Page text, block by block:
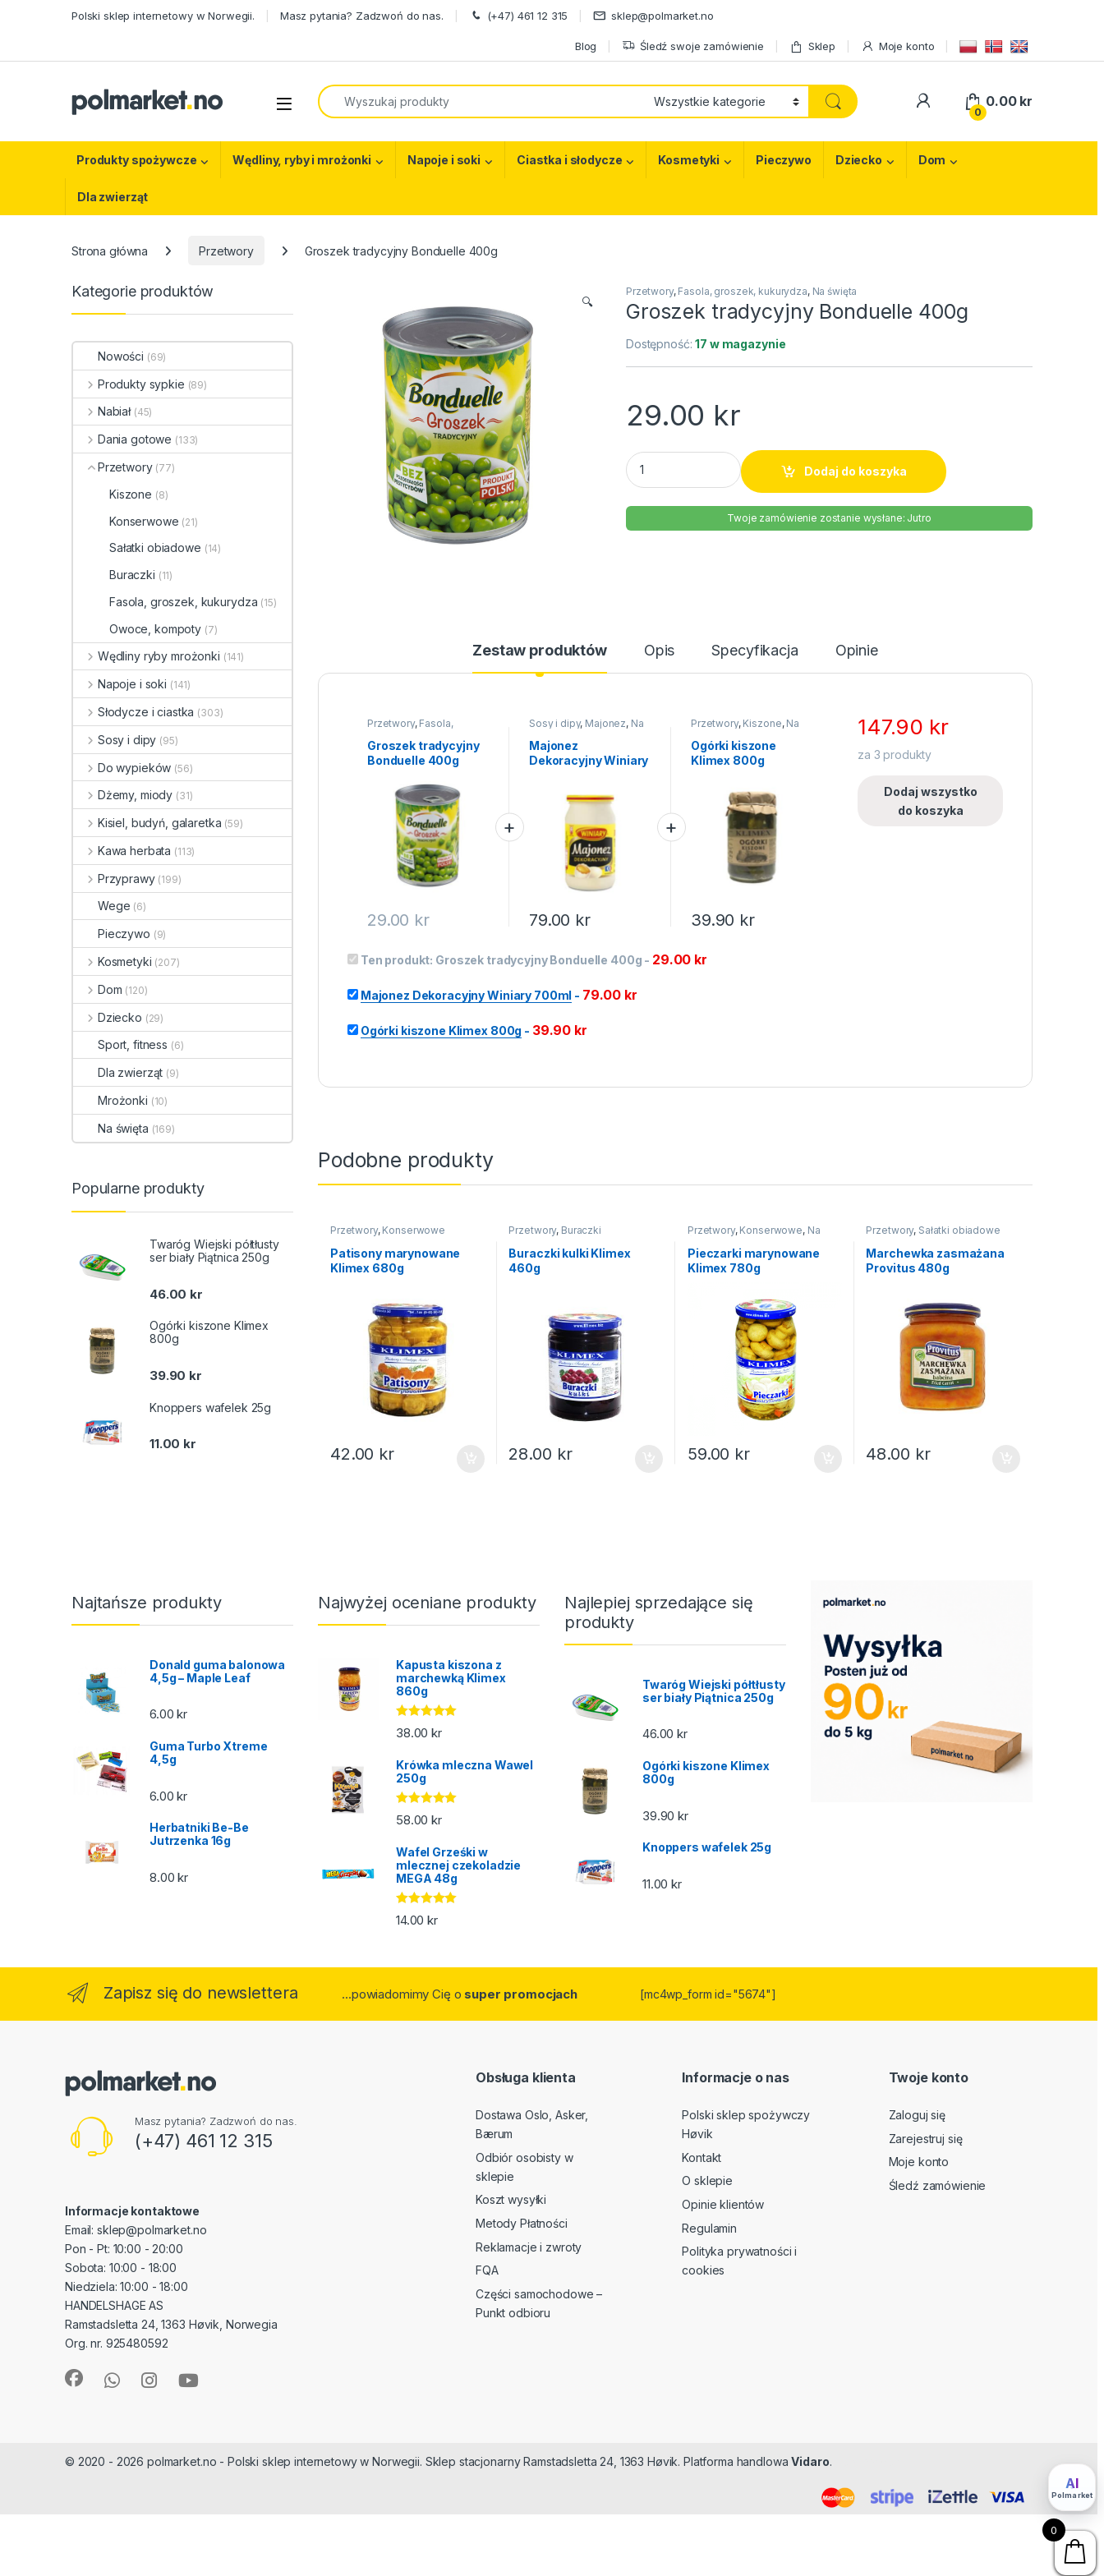
Polski sklep internetowy w Norwegii. Masz pytania? Zadzwoń do nas. (+47) 461 12 315 sklep@polmarket.no
Blog Śledź swoje zamówienie Sklep Moje konto
Open
Search for:
My Account
0
0.00 kr
Produkty spożywcze Wędliny, ryby i mrożonki Napoje i soki Ciastka i słodycze Kosmetyki Pieczywo Dziecko Dom
Dla zwierząt
Strona główna Przetwory Groszek tradycyjny Bonduelle 400g
🔍
Przetwory, Fasola, groszek, kukurydza, Na święta
Groszek tradycyjny Bonduelle 400g
Dostępność:17 w magazynie
29.00 kr
Groszek tradycyjny Bonduelle 400g quantity
Dodaj do koszyka
Twoje zamówienie zostanie wysłane: Jutro
Zestaw produktów Opis Specyfikacja Opinie
Przetwory, Fasola,
groszek, kukurydza
święta
Groszek tradycyjny
Bonduelle 400g
29.00 kr
Sosy i dipy, Majonez, Na
święta
Majonez
Dekoracyjny Winiary
79.00 kr
Przetwory, Kiszone, Na
Ogórki kiszone
Klimex 800g
39.90 kr
Ten produkt: Groszek tradycyjny Bonduelle 400g - 29.00 kr
Majonez Dekoracyjny Winiary 700ml - 79.00 kr
Ogórki kiszone Klimex 800g - 39.90 kr
147.90 kr
za 3 produkty
Dodaj wszystko
do koszyka
Podobne produkty
Przetwory, Konserwowe
Patisony marynowane
Klimex 680g
42.00 kr
Przetwory, Buraczki
Buraczki kulki Klimex
460g
28.00 kr
Przetwory, Konserwowe, Na
Pieczarki marynowane
Klimex 780g
59.00 kr
Przetwory, Sałatki obiadowe
Marchewka zasmażana
Provitus 480g
48.00 kr
Kategorie produktów
Nowości (69)
Produkty sypkie (89)
Nabiał (45)
Dania gotowe (133)
Przetwory (77)
Kiszone (8)
Konserwowe (21)
Sałatki obiadowe (14)
Buraczki (11)
Fasola, groszek, kukurydza (15)
Owoce, kompoty (7)
Wędliny ryby mrożonki (141)
Napoje i soki (141)
Słodycze i ciastka (303)
Sosy i dipy (95)
Do wypieków (56)
Dżemy, miody (31)
Kisiel, budyń, galaretka (59)
Kawa herbata (113)
Przyprawy (199)
Wege (6)
Pieczywo (9)
Kosmetyki (207)
Dom (120)
Dziecko (29)
Sport, fitness (6)
Dla zwierząt (9)
Mrożonki (10)
Na święta (169)
Popularne produkty
Twaróg Wiejski półtłusty
ser biały Piątnica 250g
46.00 kr
Ogórki kiszone Klimex
800g
39.90 kr
Knoppers wafelek 25g
11.00 kr
Najtańsze produkty
Donald guma balonowa
4,5g – Maple Leaf
6.00kr
Guma Turbo Xtreme
4,5g
6.00kr
Herbatniki Be-Be
Jutrzenka 16g
8.00kr
Najwyżej oceniane produkty
Kapusta kiszona z
marchewką Klimex
860g
Oceniono
5.00na 5
38.00kr
Krówka mleczna Wawel
250g
Oceniono
5.00na 5
58.00kr
Wafel Grześki w
mlecznej czekoladzie
MEGA 48g
Oceniono
5.00na 5
14.00kr
Najlepiej sprzedające się
produkty
Twaróg Wiejski półtłusty
ser biały Piątnica 250g
46.00kr
Ogórki kiszone Klimex
800g
39.90kr
Knoppers wafelek 25g
11.00kr
Zapisz się do newslettera ...powiadomimy Cię o super promocjach [mc4wp_form id="5674"]
Masz pytania? Zadzwoń do nas.
(+47) 461 12 315
Informacje kontaktowe
Email: sklep@polmarket.no
Pon - Pt: 10:00 - 20:00
Sobota: 10:00 - 18:00
Niedziela: 10:00 - 18:00
HANDELSHAGE AS
Ramstadsletta 24, 1363 Høvik, Norwegia
Org. nr. 925480592
Obsługa klienta
Dostawa Oslo, Asker,
Bærum
Odbiór osobisty w
sklepie
Koszt wysyłki
Metody Płatności
Reklamacje i zwroty
FQA
Części samochodowe –
Punkt odbioru
Informacje o nas
Polski sklep spożywczy
Høvik
Kontakt
O sklepie
Opinie klientów
Regulamin
Polityka prywatności i
cookies
Twoje konto
Zaloguj się
Zarejestruj się
Moje konto
Śledź zamówienie
© 2020 - 2026 polmarket.no - Polski sklep internetowy w Norwegii. Sklep stacjonarny Ramstadsletta 24, 1363 Høvik. Platforma handlowaVidaro.
0
AI
Polmarket